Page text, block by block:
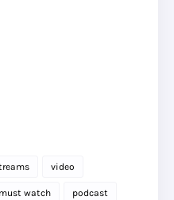
video
must watch podcast